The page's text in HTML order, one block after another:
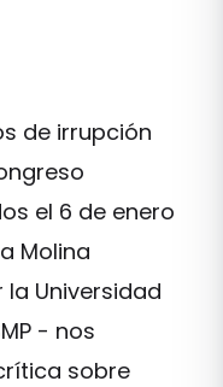
de irrupción
el 6 de enero
Molina
Universidad
- nos
sobre